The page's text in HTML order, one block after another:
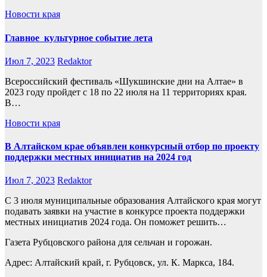
Новости края
Главное культурное событие лета
Июл 7, 2023 Redaktor
Всероссийский фестиваль «Шукшинские дни на Алтае» в
2023 году пройдет с 18 по 22 июля на 11 территориях края.
В…
Новости края
В Алтайском крае объявлен конкурсный отбор по проекту
поддержки местных инициатив на 2024 год
Июл 7, 2023 Redaktor
С 3 июля муниципальные образования Алтайского края могут
подавать заявки на участие в конкурсе проекта поддержки
местных инициатив 2024 года. Он поможет решить…
Газета Рубцовского района для сельчан и горожан.
Адрес: Алтайский край, г. Рубцовск, ул. К. Маркса, 184.